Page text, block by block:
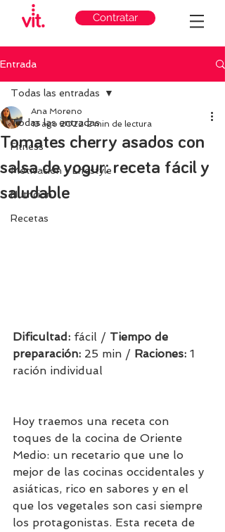
Contratar
Entrada
Todas las entradas
Fitness
Motivación y Lifestyle
Nutricion
Recetas
Todas las entradas
Tomates cherry asados con
salsa de yogur: receta fácil y
saludable
Ana Moreno
13 ago 2022 2 min de lectura
Dificultad: fácil / Tiempo de
preparación: 25 min / Raciones: 1
ración individual
Hoy traemos una receta con
toques de la cocina de Oriente
Medio: un recetario que une lo
mejor de las cocinas occidentales y
asiáticas, rico en sabores y en el
que los vegetales son casi siempre
los protagonistas. Esta receta de